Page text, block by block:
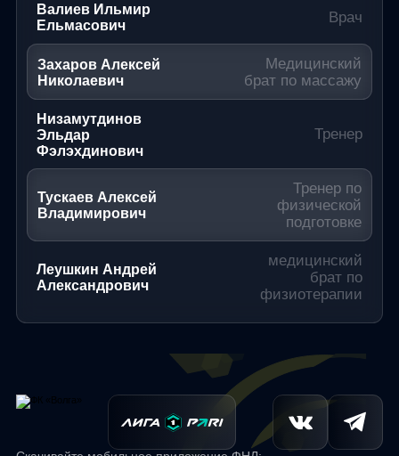
Валиев Ильмир
Ельмасович
Врач
Захаров Алексей
Николаевич
Медицинский
брат по массажу
Низамутдинов
Эльдар
Фэлэхдинович
Тренер
Тускаев Алексей
Владимирович
Тренер по
физической
подготовке
Леушкин Андрей
Александрович
медицинский
брат по
физиотерапии